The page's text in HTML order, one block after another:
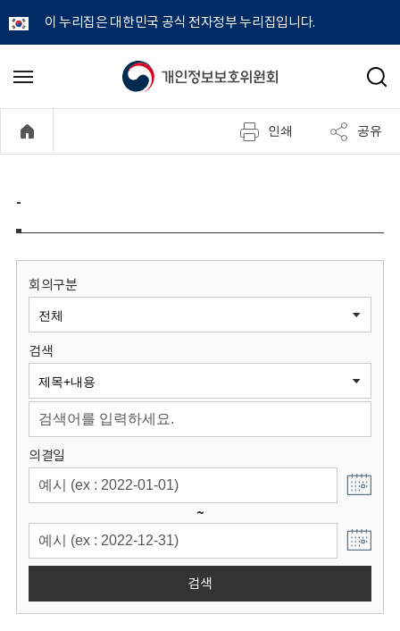
이 누리집은 대한민국 공식 전자정부 누리집입니다.
개
정
보
원
회
메
기
검
인쇄 공유
-
회의구분
검색
의결일
~
검색